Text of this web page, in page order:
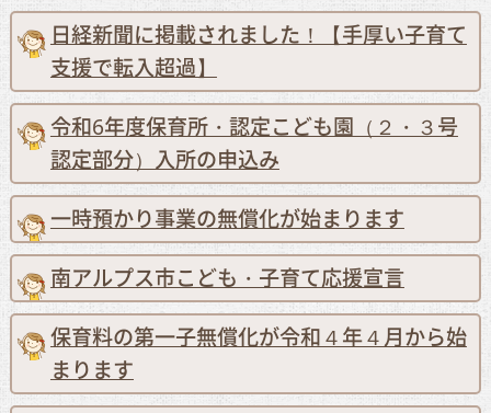
日経新聞に掲載されました！【手厚い子育て
支援で転入超過】
令和6年度保育所・認定こども園（２・３号
認定部分）入所の申込み
一時預かり事業の無償化が始まります
南アルプス市こども・子育て応援宣言
保育料の第一子無償化が令和４年４月から始
まります